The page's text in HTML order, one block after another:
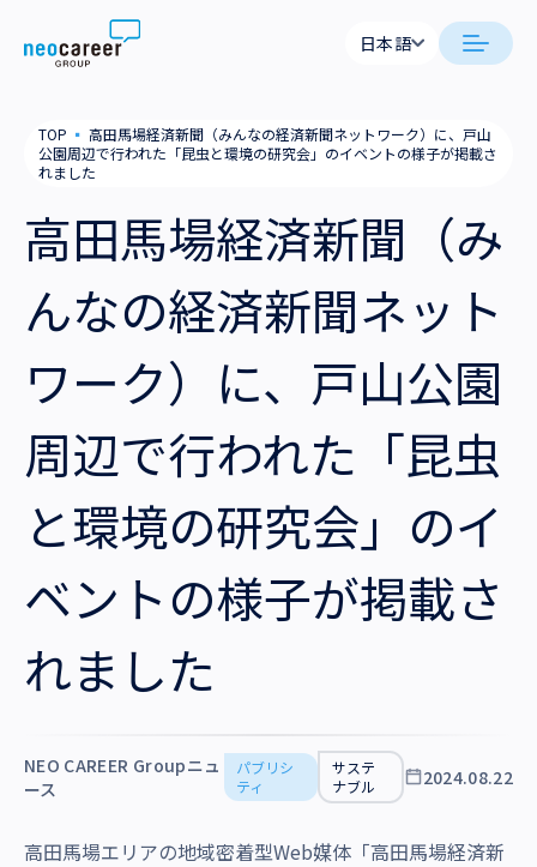
Skip to content
neocareer について
代表メッセージ
私たちの考え方
採用支援
就労支援
業務支援
企業情報
会社概要
役員一覧
拠点一覧
沿革・受賞歴
ニュース
サステナビリティ
採用情報
日本語
English
TOP ▪ 高田馬場経済新聞（みんなの経済新聞ネットワーク）に、戸山
公園周辺で行われた「昆虫と環境の研究会」のイベントの様子が掲載さ
れました
高田馬場経済新聞（み
んなの経済新聞ネット
ワーク）に、戸山公園
周辺で行われた「昆虫
と環境の研究会」のイ
ベントの様子が掲載さ
れました
NEO CAREER Groupニュ
ース
パブリシ
ティ
サステ
ナブル
2024.08.22
高田馬場エリアの地域密着型Web媒体「高田馬場経済新